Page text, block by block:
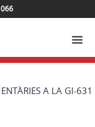
A LA GI-631